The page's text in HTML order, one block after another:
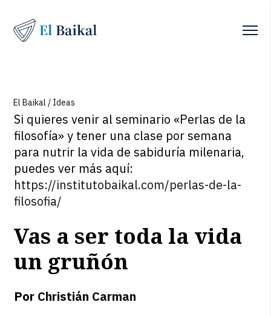
El Baikal / Ideas
Si quieres venir al seminario «Perlas de la
filosofía» y tener una clase por semana
para nutrir la vida de sabiduría milenaria,
puedes ver más aquí:
https://institutobaikal.com/perlas-de-la-
filosofia/
Vas a ser toda la vida
un gruñón
Por Christián Carman